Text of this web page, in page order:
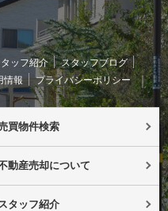
ッフ紹介
スタッフブログ
情報 プライバシーポリシー
買物件検索
動産売却について
タッフ紹介